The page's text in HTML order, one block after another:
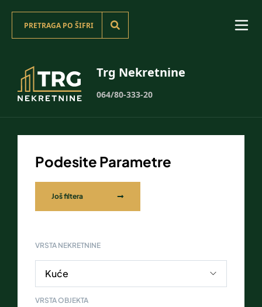
Trg Nekretnine
064/80-333-20
Podesite Parametre
Još filtera
VRSTA NEKRETNINE
VRSTA OBJEKTA